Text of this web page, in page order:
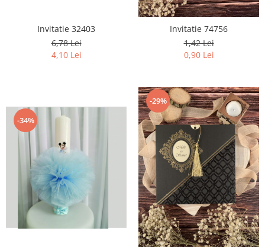
Invitatie 32403
6,78 Lei
4,10 Lei
Invitatie 74756
1,42 Lei
0,90 Lei
-34%
-29%